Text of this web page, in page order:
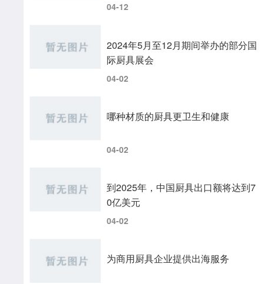
04-12
2024年5月至12月期间举办的部分国
际厨具展会
04-02
哪种材质的厨具更卫生和健康
04-02
到2025年，中国厨具出口额将达到7
0亿美元
04-02
为商用厨具企业提供出海服务